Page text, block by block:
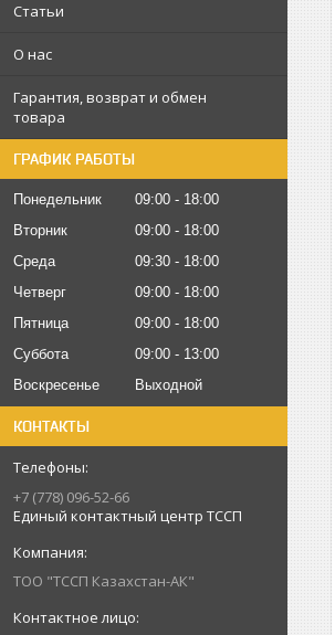
Статьи
О нас
Гарантия, возврат и обмен
товара
ГРАФИК РАБОТЫ
Понедельник 09:00
18:00
Вторник
09:00
18:00
Среда
09:30
18:00
Четверг
09:00
18:00
Пятница
09:00
18:00
Суббота
09:00
13:00
Воскресенье
Выходной
КОНТАКТЫ
+7 (778) 096-52-66
Единый контактный центр ТССП
ТОО "ТССП Казахстан-АК"